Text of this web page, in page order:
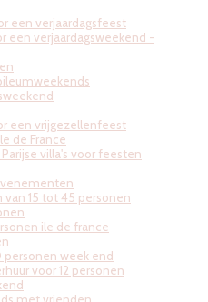
een verjaardagsfeest
een verjaardagsweekend -
een vrijgezellenfeest
de France
villa's voor feesten
van 15 tot 45 personen
ile de france
personen week end
voor 12 personen
met vrienden